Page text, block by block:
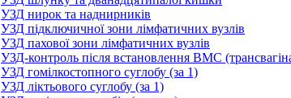
УЗД нирок та наднирників
УЗД підключичної зони лімфатичних вузлів
УЗД пахової зони лімфатичних вузлів
УЗД-контроль після встановлення ВМС
УЗД гомілкостопного суглобу (за 1)
УЗД ліктьового суглобу (за 1)